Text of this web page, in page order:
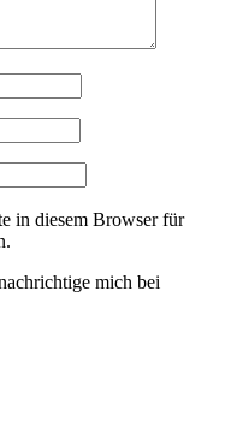
in diesem Browser für
mich bei